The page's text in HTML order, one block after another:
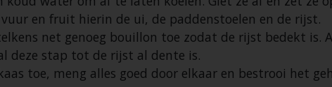
en fruit hierin de ui, de paddenstoelen en de rijst.
net genoeg bouillon toe zodat de rijst bedekt
deze stap tot de rijst al dente is.
toe, meng alles goed door elkaar en bestrooi het